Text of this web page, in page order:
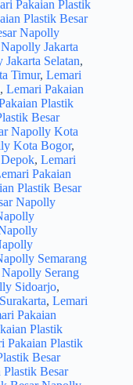
Pakaian Plastik
Plastik Besar
Napolly
Jakarta
Selatan,
Timur, Lemari
, Lemari Pakaian
Plastik
Besar
Napolly Kota
Kota Bogor,
, Lemari
Pakaian
Plastik Besar
Napolly
Semarang
Serang
Sidoarjo,
, Lemari
Pakaian
Plastik
Pakaian Plastik
Besar
Besar